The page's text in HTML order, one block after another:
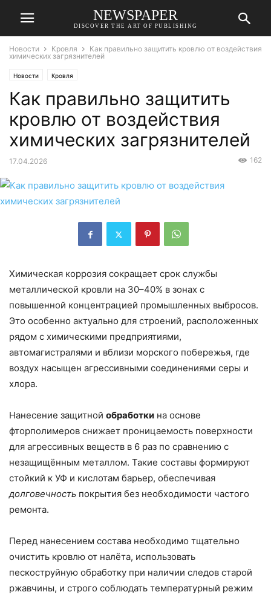
NEWSPAPER
DISCOVER THE ART OF PUBLISHING
Новости Кровля
Как правильно защитить кровлю от воздействия
химических загрязнителей
Новости Кровля
Как правильно защитить
кровлю от воздействия
химических загрязнителей
17.04.2026 162
Химическая коррозия сокращает срок службы
металлической кровли на 30–40% в зонах с
повышенной концентрацией промышленных выбросов.
Это особенно актуально для строений, расположенных
рядом с химическими предприятиями,
автомагистралями и вблизи морского побережья, где
воздух насыщен агрессивными соединениями серы и
хлора.
Нанесение защитной обработки на основе
фторполимеров снижает проницаемость поверхности
для агрессивных веществ в 6 раз по сравнению с
незащищённым металлом. Такие составы формируют
стойкий к УФ и кислотам барьер, обеспечивая
долговечность покрытия без необходимости частого
ремонта.
Перед нанесением состава необходимо тщательно
очистить кровлю от налёта, использовать
пескоструйную обработку при наличии следов старой
ржавчины, и строго соблюдать температурный режим